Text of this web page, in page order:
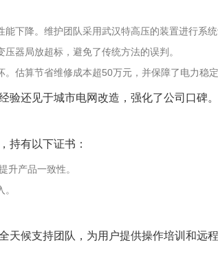
下降。维护团队采用武汉特高压的装置进行系统
器局放超标，避免了传统方法的误判。
估算节省维修成本超50万元，并保障了电力稳
还见于城市电网改造，强化了公司口碑。
持有以下证书：
升产品一致性。
候支持团队，为用户提供操作培训和远